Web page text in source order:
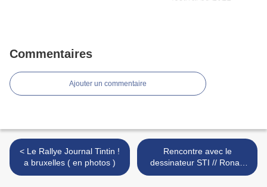
Commentaires
Ajouter un commentaire
< Le Rallye Journal Tintin !
a bruxelles ( en photos )
Rencontre avec le
dessinateur STI // Ronan
Lefebvre, /* >